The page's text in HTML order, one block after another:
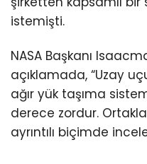
istemişti.
NASA Başkanı
açıklamada, “Uzay
ağır yük taşıma
derece zordur.
ayrıntılı biçimde